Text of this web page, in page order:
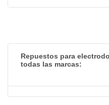
Repuestos para
todas las marcas: